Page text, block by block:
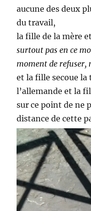
aucune des deux
du travail,
la fille de la mère
surtout pas en ce
moment de refuser,
et la fille secoue la
l’allemande et la
sur ce point de ne
distance de cette